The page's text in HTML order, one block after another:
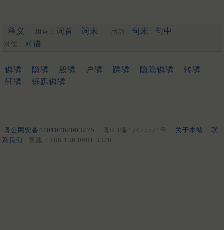
释义 组词： 词首 词末 用韵： 句末 句中
对仗： 对语
辚辚 隐辚 殷辚 户辚 蹂辚 隐隐辚辚
转辚
轩辚
轹跞辚辚
粤公网安备44010402003275 粤ICP备17077571号 关于本站
联
系我们
客服：+86 136 0901 3320